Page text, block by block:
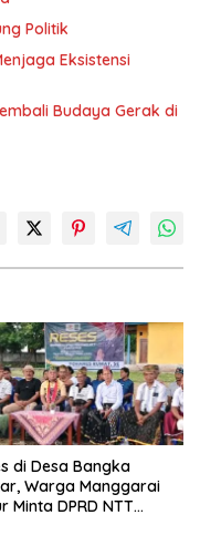
Politik
Eksistensi
Budaya Gerak di
di Desa Bangka
Warga Manggarai
Minta DPRD NTT